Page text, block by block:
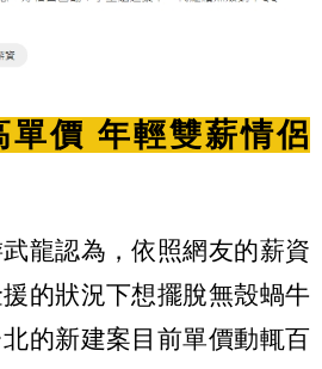
單價 年輕雙薪情侶
龍認為，依照網友的薪資
的狀況下想擺脫無殼蝸牛
北的新建案目前單價動輒百